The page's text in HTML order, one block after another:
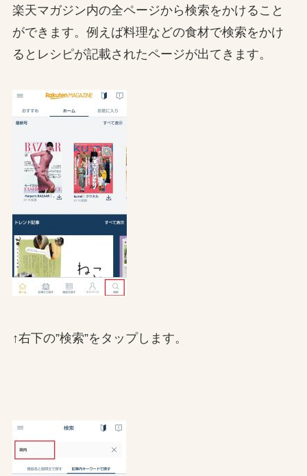
楽天マガジン内の全ページから検索をかけること
ができます。例えば料理などの食材で検索をかけ
るとレシピが記載されたページが出てきます。
↑右下の”検索”をタップします。